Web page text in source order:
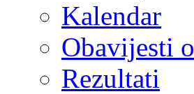
Kalendar
Obavijesti
Rezultati